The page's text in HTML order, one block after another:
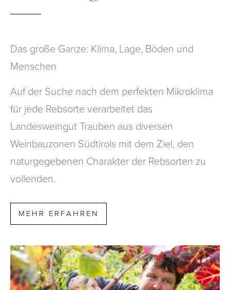
Das große Ganze: Klima, Lage, Böden und
Menschen
Auf der Suche nach dem perfekten Mikroklima
für jede Rebsorte verarbeitet das
Landesweingut Trauben aus diversen
Weinbauzonen Südtirols mit dem Ziel, den
naturgegebenen Charakter der Rebsorten zu
vollenden.
MEHR ERFAHREN